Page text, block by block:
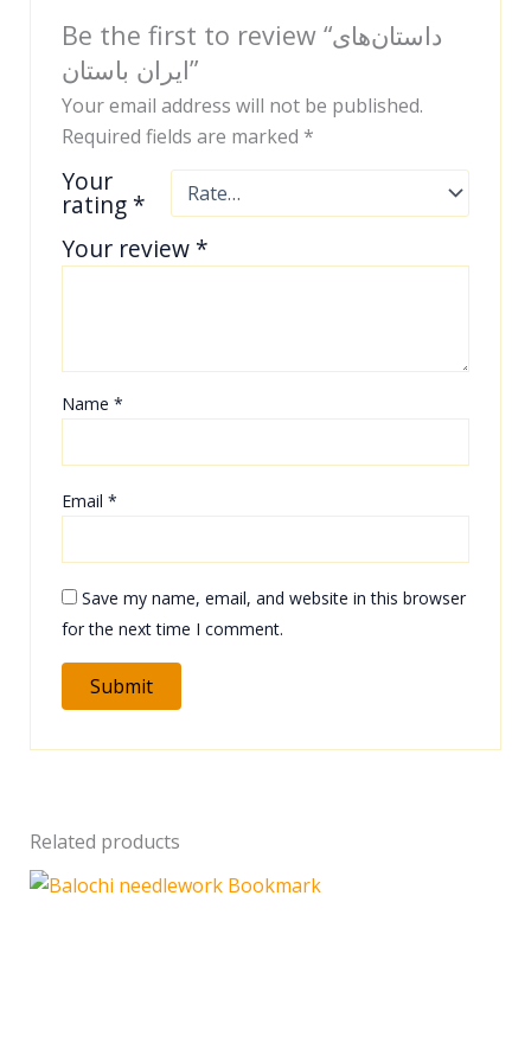
Be the first to review “داستان‌های
ایران باستان”
Your email address will not be published.
Required fields are marked *
Your
rating *
Your review *
Name*
Email*
Save my name, email, and website in this browser
for the next time I comment.
Related products